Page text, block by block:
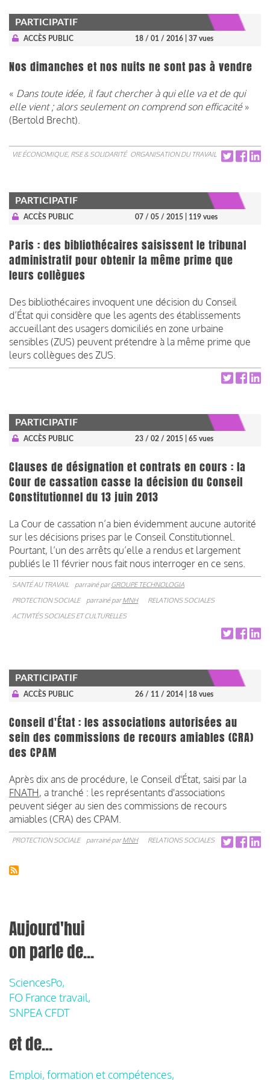
PARTICIPATIF
ACCÈS PUBLIC 18 / 01 / 2016 | 37 vues
Nos dimanches et nos nuits ne sont pas à vendre
« Dans toute idée, il faut chercher à qui elle va et de qui
elle vient ; alors seulement on comprend son efficacité»
(Bertold Brecht).
VIE ÉCONOMIQUE, RSE & SOLIDARITÉ ORGANISATION DU TRAVAIL
PARTICIPATIF
ACCÈS PUBLIC 07 / 05 / 2015 | 119 vues
Paris : des bibliothécaires saisissent le tribunal
administratif pour obtenir la même prime que
leurs collègues
Des bibliothécaires invoquent une décision du Conseil
d’État qui considère que les agents des établissements
accueillant des usagers domiciliés en zone urbaine
sensibles (ZUS) peuvent prétendre à la même prime que
leurs collègues des ZUS.
PARTICIPATIF
ACCÈS PUBLIC 23 / 02 / 2015 | 65 vues
Clauses de désignation et contrats en cours : la
Cour de cassation casse la décision du Conseil
Constitutionnel du 13 juin 2013
La Cour de cassation n’a bien évidemment aucune autorité
sur les décisions prises par le Conseil Constitutionnel.
Pourtant, l’un des arrêts qu’elle a rendus et largement
publiés le 11 février nous fait nous interroger en ce sens.
SANTÉ AU TRAVAIL parrainé parGROUPE TECHNOLOGIA
PROTECTION SOCIALE
parrainé parMNH
RELATIONS SOCIALES
ACTIVITÉS SOCIALES ET CULTURELLES
PARTICIPATIF
ACCÈS PUBLIC 26 / 11 / 2014 | 18 vues
Conseil d'État : les associations autorisées au
sein des commissions de recours amiables (CRA)
des CPAM
Après dix ans de procédure, le Conseil d'État, saisi par la
FNATH, a tranché : les représentants d'associations
peuvent siéger au sien des commissions de recours
amiables (CRA) des CPAM.
PROTECTION SOCIALE parrainé parMNH RELATIONS SOCIALES
Aujourd'hui
on parle de...
SciencesPo,
FO France travail,
SNPEA CFDT
et de...
Emploi, formation et compétences,